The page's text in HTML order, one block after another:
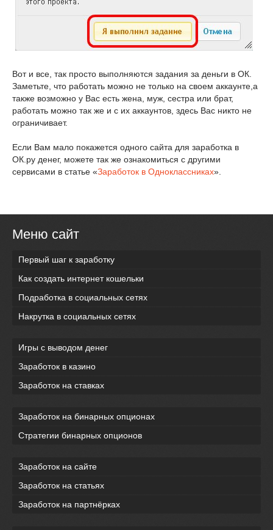
Вот и все, так просто выполняются задания за деньги в ОК.
Заметьте, что работать можно не только на своем аккаунте,а
также возможно у Вас есть жена, муж, сестра или брат,
работать можно так же и с их аккаунтов, здесь Вас никто не
ограничивает.
Если Вам мало покажется одного сайта для заработка в
ОК.ру денег, можете так же ознакомиться с другими
сервисами в статье «Заработок в Одноклассниках».
Меню сайт
Первый шаг к заработку
Как создать интернет кошельки
Подработка в социальных сетях
Накрутка в социальных сетях
Игры с выводом денег
Заработок в казино
Заработок на ставках
Заработок на бинарных опционах
Стратегии бинарных опционов
Заработок на сайте
Заработок на статьях
Заработок на партнёрках